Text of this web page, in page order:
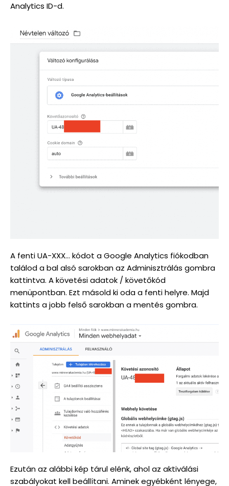
Analytics ID-d.
A fenti UA-XXX… kódot a Google Analytics fiókodban
találod a bal alsó sarokban az Adminisztrálás gombra
kattintva. A követési adatok / követőkód
menüpontban. Ezt másold ki oda a fenti helyre. Majd
kattints a jobb felső sarokban a mentés gombra.
Ezután az alábbi kép tárul elénk, ahol az aktiválási
szabályokat kell beállítani. Aminek egyébként lényege,